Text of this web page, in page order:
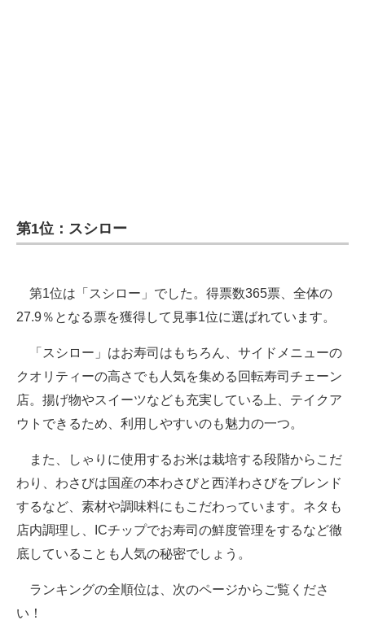
第1位：スシロー
第1位は「スシロー」でした。得票数365票、全体の
27.9％となる票を獲得して見事1位に選ばれています。
「スシロー」はお寿司はもちろん、サイドメニューの
クオリティーの高さでも人気を集める回転寿司チェーン
店。揚げ物やスイーツなども充実している上、テイクア
ウトできるため、利用しやすいのも魅力の一つ。
また、しゃりに使用するお米は栽培する段階からこだ
わり、わさびは国産の本わさびと西洋わさびをブレンド
するなど、素材や調味料にもこだわっています。ネタも
店内調理し、ICチップでお寿司の鮮度管理をするなど徹
底していることも人気の秘密でしょう。
ランキングの全順位は、次のページからご覧くださ
い！